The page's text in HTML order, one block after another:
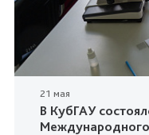
21 мая
В КубГАУ